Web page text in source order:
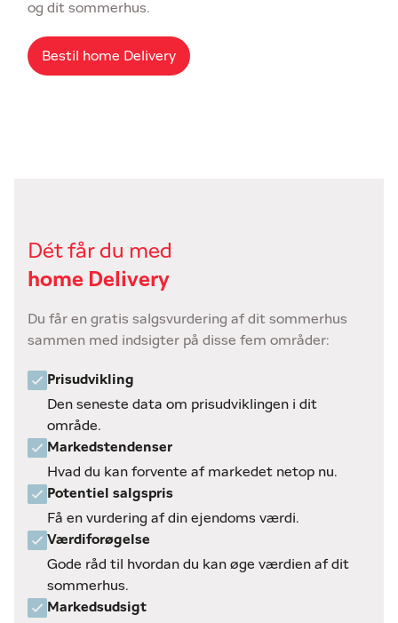
og dit sommerhus.
Bestil home Delivery
Dét får du med
home Delivery
Du får en gratis salgsvurdering af dit sommerhus
sammen med indsigter på disse fem områder:
Prisudvikling
Den seneste data om prisudviklingen i dit
område.
Markedstendenser
Hvad du kan forvente af markedet netop nu.
Potentiel salgspris
Få en vurdering af din ejendoms værdi.
Værdiforøgelse
Gode råd til hvordan du kan øge værdien af dit
sommerhus.
Markedsudsigt